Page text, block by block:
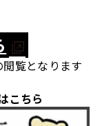
覧となります
こちら